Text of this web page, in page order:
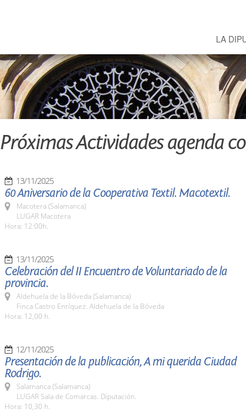
LA
Próximas Actividades agenda
13/11/2025
60 Aniversario de la Cooperativa Textil. Macotextil.
Macotera (Salamanca)
LUGAR Macotera
Hora: 12:00h.
13/11/2025
Celebración del II Encuentro de Voluntariado de la
provincia.
Aldehuela de la Bóveda (Salamanca)
Finca Castro Enríquez. Aldehuela de la Bóveda
Hora: 12,00 h.
12/11/2025
Presentación de la publicación, A mi querida Ciudad
Rodrigo.
Salamanca (Salamanca)
LUGAR Sala de Comarcas. Diputación.
Hora: 10,30 h.